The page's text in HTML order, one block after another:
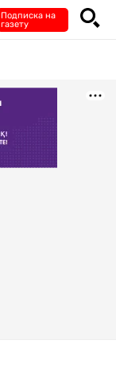
Подписка на
газету